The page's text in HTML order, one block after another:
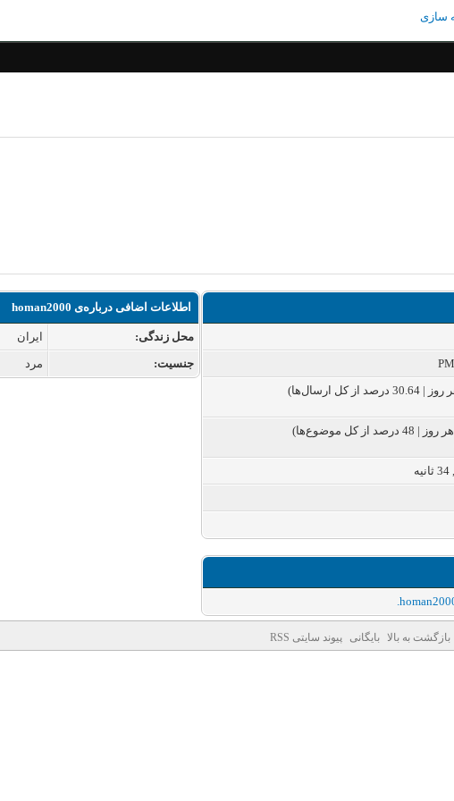
اطلاعات اضافی درباره‌ی homan2000
محل زندگی:
ایران
جنسیت:
مرد
بازگشت به بالا بایگانی پیوند سایتی RSS